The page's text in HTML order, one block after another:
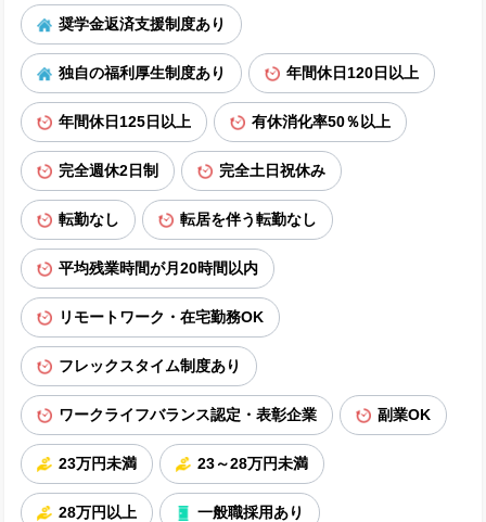
奨学金返済支援制度あり
独自の福利厚生制度あり 年間休日120日以上
年間休日125日以上 有休消化率50％以上
完全週休2日制 完全土日祝休み
転勤なし 転居を伴う転勤なし
平均残業時間が月20時間以内
リモートワーク・在宅勤務OK
フレックスタイム制度あり
ワークライフバランス認定・表彰企業 副業OK
23万円未満 23～28万円未満
28万円以上 一般職採用あり